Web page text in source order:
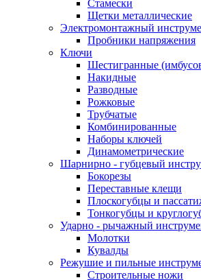
Стамески
Щетки металлические
Электромонтажный
Пробники напряжения
Ключи
Шестигранные
Накидные
Разводные
Рожковые
Трубчатые
Комбинированные
Наборы ключей
Динамометрические
Шарнирно - губцевый
Бокорезы
Переставные клещи
Плоскогубцы и
Тонкогубцы и
Ударно - рычажный
Молотки
Кувалды
Режушие и пильные
Строительные ножи